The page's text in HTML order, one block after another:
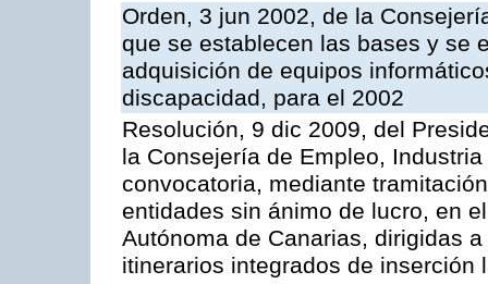
Orden, 3 jun 2002, de la
que se establecen las bases y se
adquisición de equipos
discapacidad, para el 2002
Resolución, 9 dic 2009, del
la Consejería de Empleo,
convocatoria, mediante
entidades sin ánimo de lucro, en
Autónoma de Canarias, dirigidas
itinerarios integrados de